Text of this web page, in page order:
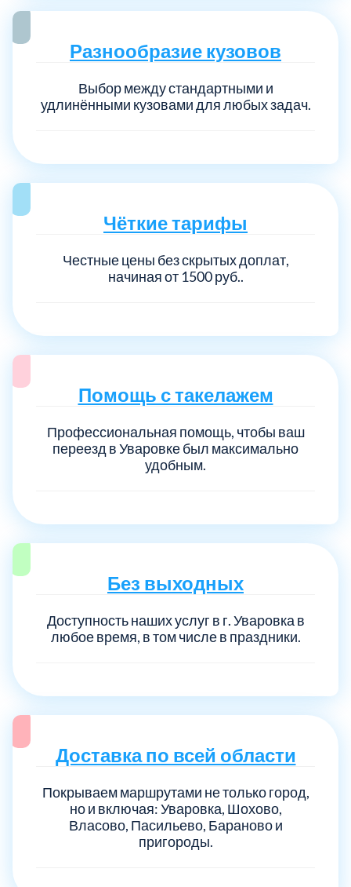
Разнообразие кузовов
Выбор между стандартными и
удлинёнными кузовами для любых задач.
Чёткие тарифы
Честные цены без скрытых доплат,
начиная от 1500 руб..
Помощь с такелажем
Профессиональная помощь, чтобы ваш
переезд в Уваровке был максимально
удобным.
Без выходных
Доступность наших услуг в г. Уваровка в
любое время, в том числе в праздники.
Доставка по всей области
Покрываем маршрутами не только город,
но и включая: Уваровка, Шохово,
Власово, Пасильево, Бараново и
пригороды.